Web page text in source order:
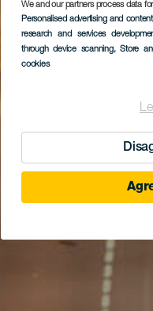
We and our partners process data
Personalised advertising and
research and services
through device scanning, Store
cookies